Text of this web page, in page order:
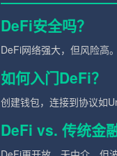
DeFi安全吗？
DeFi网络强大，但风险高
如何入门DeFi？
创建钱包，连接到协议如
DeFi vs. 传统金